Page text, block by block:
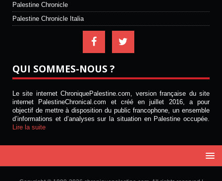
Palestine Chronicle
Palestine Chronicle Italia
QUI SOMMES-NOUS ?
Le site internet ChroniquePalestine.com, version française du site
internet PalestineChronical.com et créé en juillet 2016, a pour
objectif de mettre à disposition du public francophone, un ensemble
d’informations et d’analyses sur la situation en Palestine occupée.
Lire la suite